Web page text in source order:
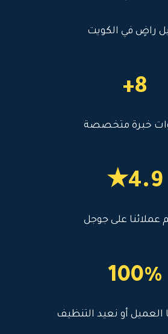
راضٍ في الكويت
8+
خبرة متخصصة
4.9★
عملائنا على جوجل
100%
أو نعيد التنظيف